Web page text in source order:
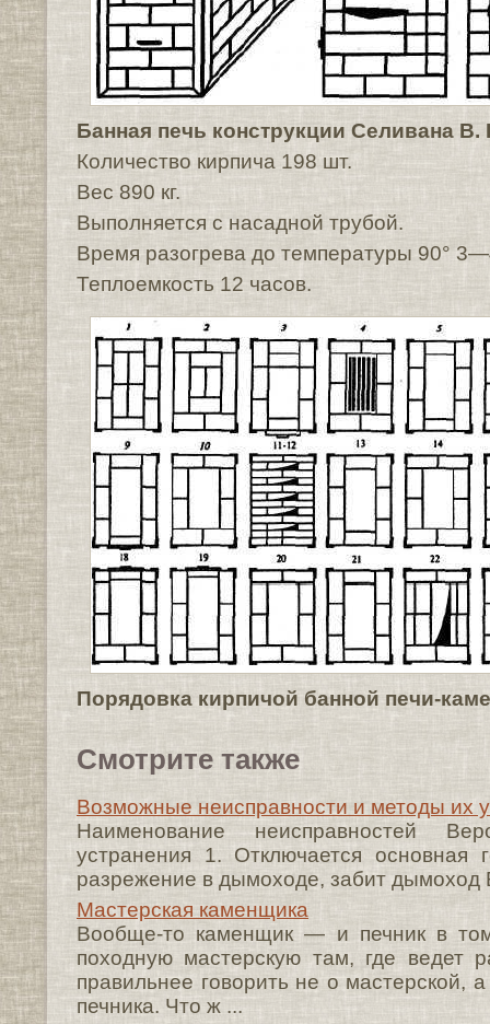
Банная печь конструкции Селивана В.
Количество кирпича 198 шт.
Вес 890 кг.
Выполняется с насадной трубой.
Время разогрева до температуры 90°
Теплоемкость 12 часов.
Порядовка кирпичой банной печи-
Смотрите также
Возможные неисправности и методы их
Наименование неисправностей
устранения 1. Отключается основная
разрежение в дымоходе, забит
Мастерская каменщика
Вообще-то каменщик — и печник в
походную мастерскую там, где ведет
правильнее говорить не о мастерской,
печника. Что ж ...